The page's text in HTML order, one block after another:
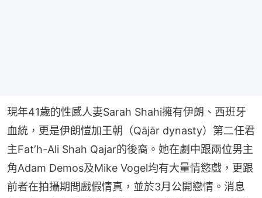
現年41歲的性感人妻Sarah Shahi擁有伊朗、西班牙
血統，更是伊朗愷加王朝（Qājār dynasty）第二任君
主Fat′h-Ali Shah Qajar的後裔。她在劇中跟兩位男主
角Adam Demos及Mike Vogel均有大量情慾戲，更跟
前者在拍攝期間戲假情真，並於3月公開戀情。消息